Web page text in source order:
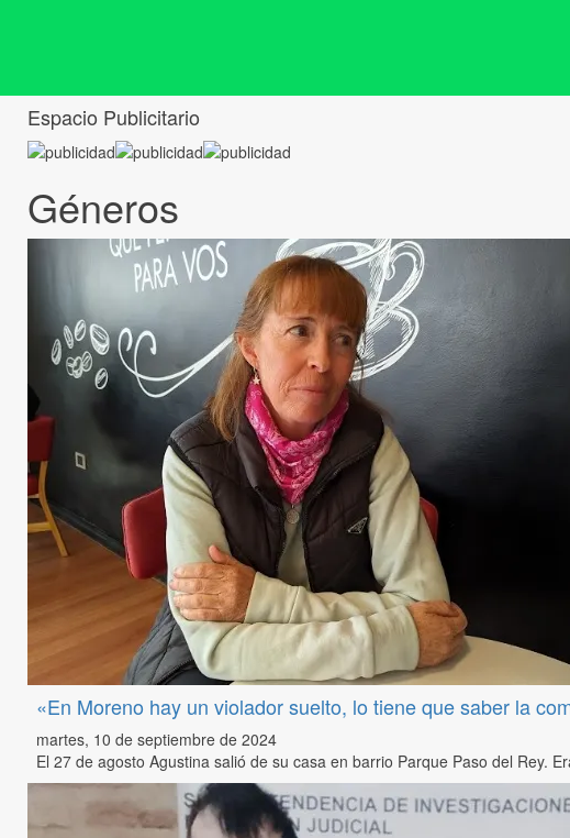
Espacio Publicitario
Géneros
«En Moreno hay un violador suelto, lo tiene que saber la
martes, 10 de septiembre de 2024
El 27 de agosto Agustina salió de su casa en barrio Parque Paso del Rey.